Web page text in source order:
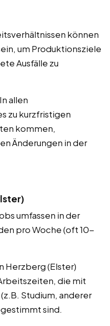
können
um Produktionsziele
Ausfälle zu
In allen
zu kurzfristigen
kommen,
Änderungen in der
umfassen in der
pro Woche (oft 10-
Herzberg (Elster)
die mit
Studium, anderer
sind.